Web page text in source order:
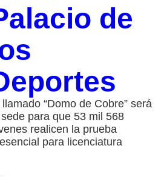
de
llamado “Domo de Cobre” será
sede para que 53 mil 568
realicen la prueba
para licenciatura